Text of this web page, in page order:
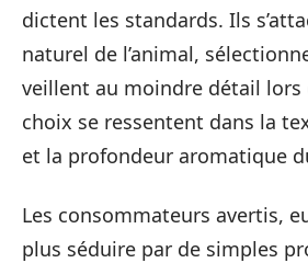
dictent les standards. Ils
naturel de l’animal,
veillent au moindre détail lors
choix se ressentent dans la
et la profondeur aromatique
Les consommateurs avertis,
plus séduire par de simples